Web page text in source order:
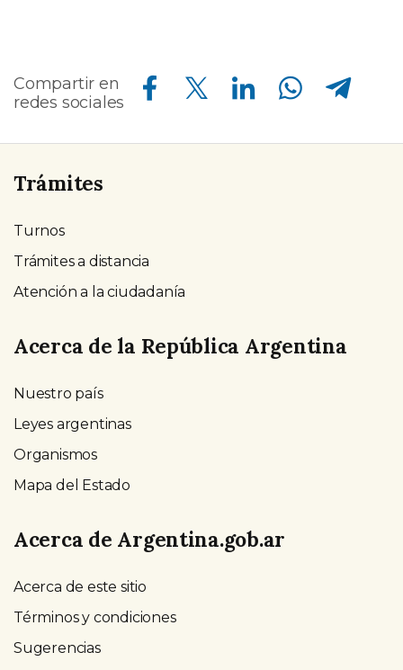
Compartir en
redes sociales
Compartir en Facebook Compartir en Twitter Compartir en Linkedin Compartir en Whatsapp Compartir en Telegram
Trámites
Turnos
Trámites a distancia
Atención a la ciudadanía
Acerca de la República Argentina
Nuestro país
Leyes argentinas
Organismos
Mapa del Estado
Acerca de Argentina.gob.ar
Acerca de este sitio
Términos y condiciones
Sugerencias